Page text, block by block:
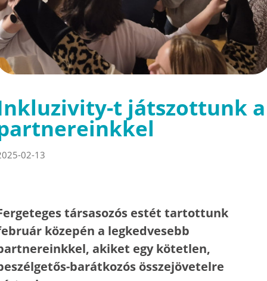
t játszottunk a
02-13
társasozós estét tartottunk
közepén a legkedvesebb
akiket egy kötetlen,
barátkozós összejövetelre